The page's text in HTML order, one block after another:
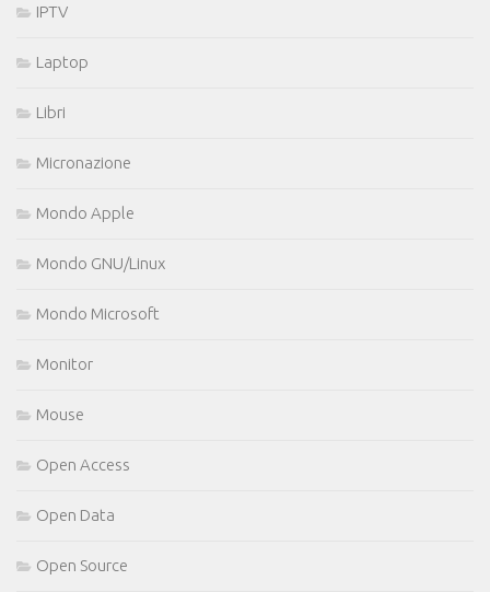
IPTV
Laptop
Libri
Micronazione
Mondo Apple
Mondo GNU/Linux
Mondo Microsoft
Monitor
Mouse
Open Access
Open Data
Open Source